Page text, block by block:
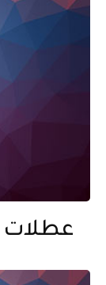
عطلات